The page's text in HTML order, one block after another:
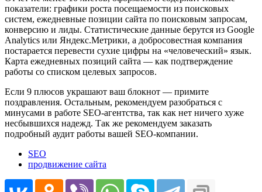
показатели: графики роста посещаемости из поисковых
систем, ежедневные позиции сайта по поисковым запросам,
конверсию и лиды. Статистические данные берутся из Google
Analytics или Яндекс.Метрики, а добросовестная компания
постарается перевести сухие цифры на «человеческий» язык.
Карта ежедневных позиций сайта — как подтверждение
работы со списком целевых запросов.
Если 9 плюсов украшают ваш блокнот — примите
поздравления. Остальным, рекомендуем разобраться с
минусами в работе SEO-агентства, так как нет ничего хуже
несбывшихся надежд. Так же рекомендуем заказать
подробный аудит работы вашей SEO-компании.
SEO
продвижение сайта